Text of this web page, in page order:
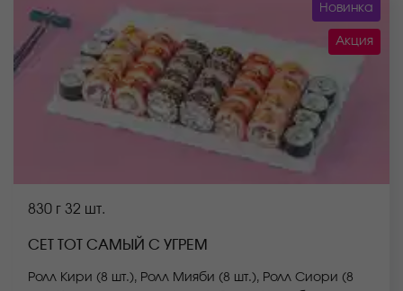
Новинка
Акция
830 г 32 шт.
СЕТ ТОТ САМЫЙ С УГРЕМ
Ролл Кири (8 шт.), Ролл Мияби (8 шт.), Ролл Сиори (8